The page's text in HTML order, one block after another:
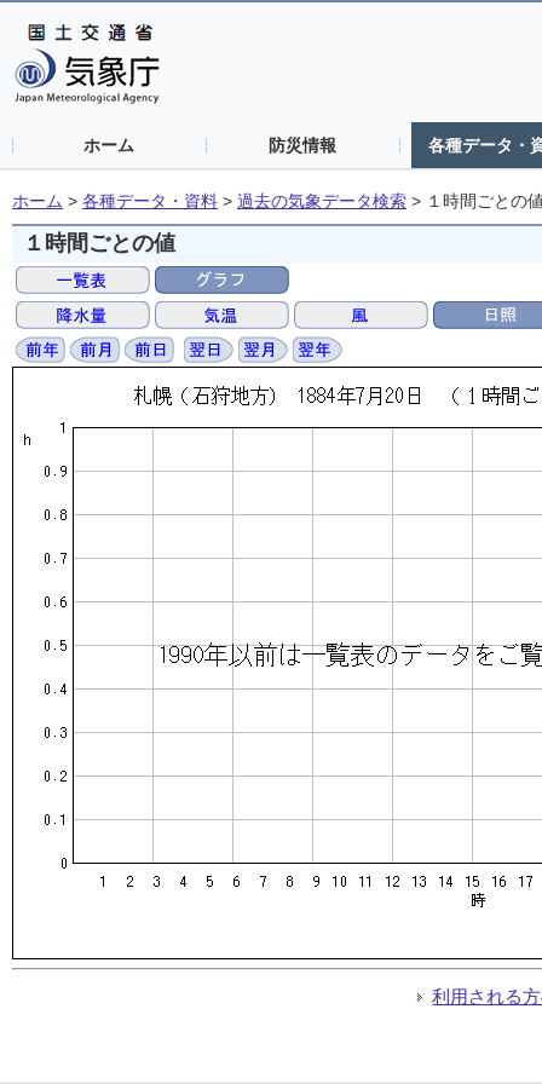
ホーム 防災情報 各種データ・
ホーム > 各種データ・資料 > 過去の気象データ検索 > １時間ごとの
１時間ごとの値
利用される